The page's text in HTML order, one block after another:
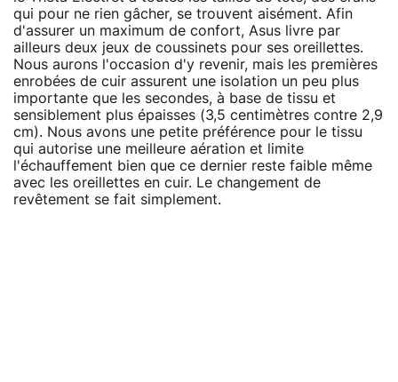
qui pour ne rien gâcher, se trouvent aisément. Afin
d'assurer un maximum de confort, Asus livre par
ailleurs deux jeux de coussinets pour ses oreillettes.
Nous aurons l'occasion d'y revenir, mais les premières
enrobées de cuir assurent une isolation un peu plus
importante que les secondes, à base de tissu et
sensiblement plus épaisses (3,5 centimètres contre 2,9
cm). Nous avons une petite préférence pour le tissu
qui autorise une meilleure aération et limite
l'échauffement bien que ce dernier reste faible même
avec les oreillettes en cuir. Le changement de
revêtement se fait simplement.